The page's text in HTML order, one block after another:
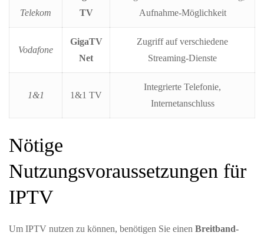
Telekom
TV
Aufnahme-Möglichkeit
Vodafone
GigaTV
Net
Zugriff auf verschiedene
Streaming-Dienste
1&1 1&1 TV
Integrierte Telefonie,
Internetanschluss
Nötige
Nutzungsvoraussetzungen für
IPTV
Um IPTV nutzen zu können, benötigen Sie einen Breitband-